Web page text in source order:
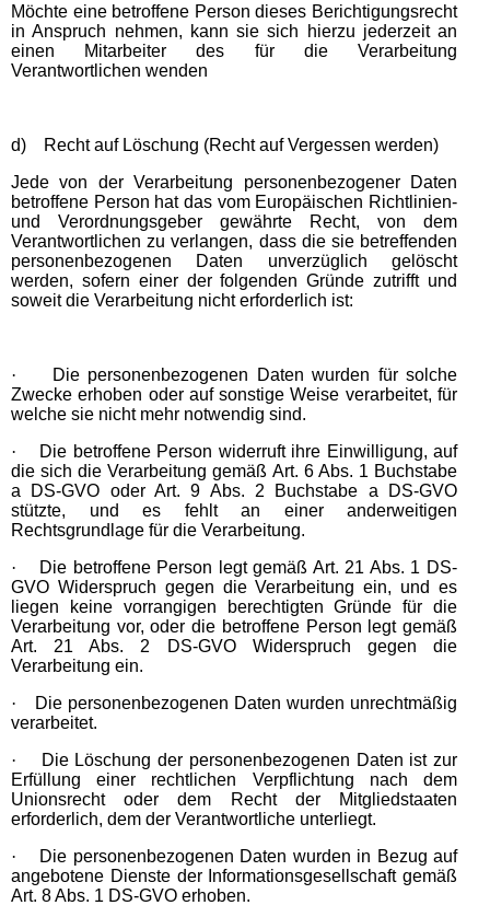
Möchte eine betroffene Person dieses Berichtigungsrecht
in Anspruch nehmen, kann sie sich hierzu jederzeit an
einen Mitarbeiter des für die Verarbeitung
Verantwortlichen wenden
d) Recht auf Löschung (Recht auf Vergessen werden)
Jede von der Verarbeitung personenbezogener Daten
betroffene Person hat das vom Europäischen Richtlinien-
und Verordnungsgeber gewährte Recht, von dem
Verantwortlichen zu verlangen, dass die sie betreffenden
personenbezogenen Daten unverzüglich gelöscht
werden, sofern einer der folgenden Gründe zutrifft und
soweit die Verarbeitung nicht erforderlich ist:
·
Die personenbezogenen Daten wurden für solche
Zwecke erhoben oder auf sonstige Weise verarbeitet, für
welche sie nicht mehr notwendig sind.
·
Die betroffene Person widerruft ihre Einwilligung, auf
die sich die Verarbeitung gemäß Art. 6 Abs. 1 Buchstabe
a DS-GVO oder Art. 9 Abs. 2 Buchstabe a DS-GVO
stützte, und es fehlt an einer anderweitigen
Rechtsgrundlage für die Verarbeitung.
·
Die betroffene Person legt gemäß Art. 21 Abs. 1 DS-
GVO Widerspruch gegen die Verarbeitung ein, und es
liegen keine vorrangigen berechtigten Gründe für die
Verarbeitung vor, oder die betroffene Person legt gemäß
Art. 21 Abs. 2 DS-GVO Widerspruch gegen die
Verarbeitung ein.
·
Die personenbezogenen Daten wurden unrechtmäßig
verarbeitet.
·
Die Löschung der personenbezogenen Daten ist zur
Erfüllung einer rechtlichen Verpflichtung nach dem
Unionsrecht oder dem Recht der Mitgliedstaaten
erforderlich, dem der Verantwortliche unterliegt.
·
Die personenbezogenen Daten wurden in Bezug auf
angebotene Dienste der Informationsgesellschaft gemäß
Art. 8 Abs. 1 DS-GVO erhoben.